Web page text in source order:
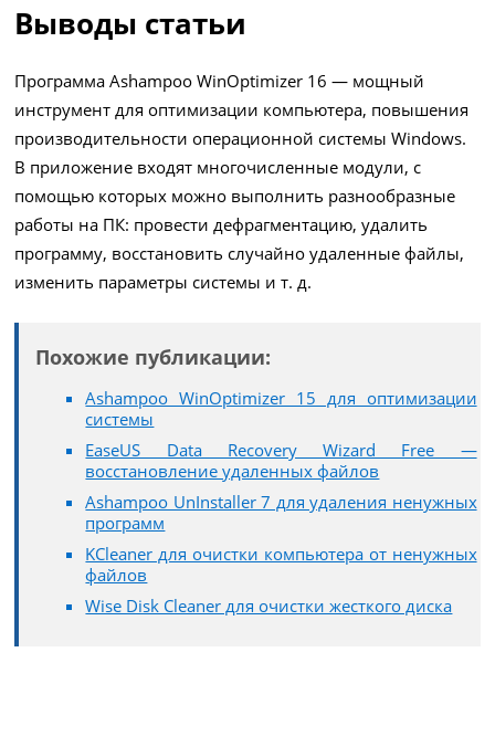
Выводы статьи
Программа Ashampoo WinOptimizer 16 — мощный
инструмент для оптимизации компьютера, повышения
производительности операционной системы Windows.
В приложение входят многочисленные модули, с
помощью которых можно выполнить разнообразные
работы на ПК: провести дефрагментацию, удалить
программу, восстановить случайно удаленные файлы,
изменить параметры системы и т. д.
Похожие публикации:
Ashampoo WinOptimizer 15 для оптимизации
системы
EaseUS Data Recovery Wizard Free —
восстановление удаленных файлов
Ashampoo UnInstaller 7 для удаления ненужных
программ
KCleaner для очистки компьютера от ненужных
файлов
Wise Disk Cleaner для очистки жесткого диска